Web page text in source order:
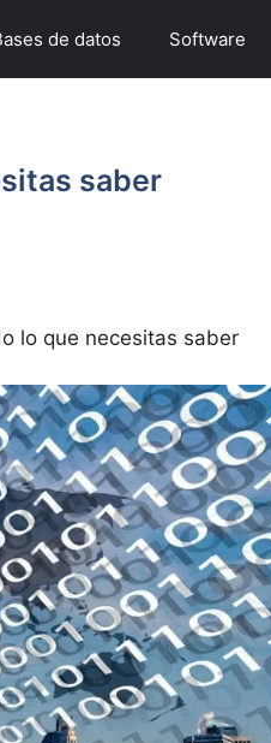
de datos Software
saber
lo que necesitas saber